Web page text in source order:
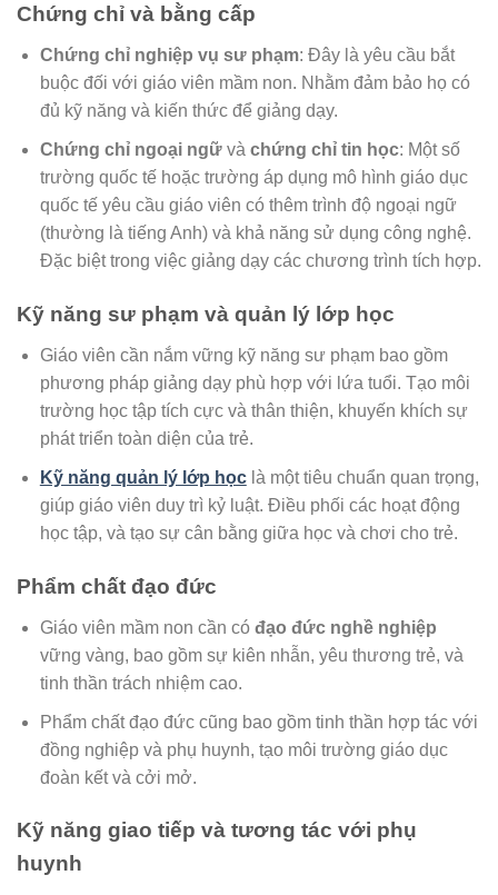
Chứng chỉ và bằng cấp
Chứng chỉ nghiệp vụ sư phạm: Đây là yêu cầu bắt
buộc đối với giáo viên mầm non. Nhằm đảm bảo họ có
đủ kỹ năng và kiến thức để giảng dạy.
Chứng chỉ ngoại ngữvà chứng chỉ tin học: Một số
trường quốc tế hoặc trường áp dụng mô hình giáo dục
quốc tế yêu cầu giáo viên có thêm trình độ ngoại ngữ
(thường là tiếng Anh) và khả năng sử dụng công nghệ.
Đặc biệt trong việc giảng dạy các chương trình tích hợp.
Kỹ năng sư phạm và quản lý lớp học
Giáo viên cần nắm vững kỹ năng sư phạm bao gồm
phương pháp giảng dạy phù hợp với lứa tuổi. Tạo môi
trường học tập tích cực và thân thiện, khuyến khích sự
phát triển toàn diện của trẻ.
Kỹ năng quản lý lớp họclà một tiêu chuẩn quan trọng,
giúp giáo viên duy trì kỷ luật. Điều phối các hoạt động
học tập, và tạo sự cân bằng giữa học và chơi cho trẻ.
Phẩm chất đạo đức
Giáo viên mầm non cần có đạo đức nghề nghiệp
vững vàng, bao gồm sự kiên nhẫn, yêu thương trẻ, và
tinh thần trách nhiệm cao.
Phẩm chất đạo đức cũng bao gồm tinh thần hợp tác với
đồng nghiệp và phụ huynh, tạo môi trường giáo dục
đoàn kết và cởi mở.
Kỹ năng giao tiếp và tương tác với phụ
huynh